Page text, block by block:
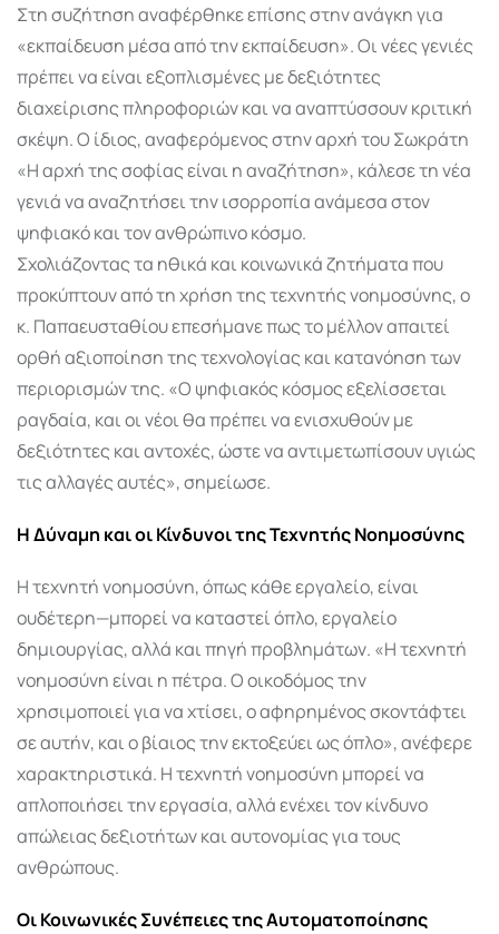
Στη συζήτηση αναφέρθηκε επίσης στην ανάγκη για
«εκπαίδευση μέσα από την εκπαίδευση». Οι νέες γενιές
πρέπει να είναι εξοπλισμένες με δεξιότητες
διαχείρισης πληροφοριών και να αναπτύσσουν κριτική
σκέψη. Ο ίδιος, αναφερόμενος στην αρχή του Σωκράτη
«Η αρχή της σοφίας είναι η αναζήτηση», κάλεσε τη νέα
γενιά να αναζητήσει την ισορροπία ανάμεσα στον
ψηφιακό και τον ανθρώπινο κόσμο.
Σχολιάζοντας τα ηθικά και κοινωνικά ζητήματα που
προκύπτουν από τη χρήση της τεχνητής νοημοσύνης, ο
κ. Παπαευσταθίου επεσήμανε πως το μέλλον απαιτεί
ορθή αξιοποίηση της τεχνολογίας και κατανόηση των
περιορισμών της. «Ο ψηφιακός κόσμος εξελίσσεται
ραγδαία, και οι νέοι θα πρέπει να ενισχυθούν με
δεξιότητες και αντοχές, ώστε να αντιμετωπίσουν υγιώς
τις αλλαγές αυτές», σημείωσε.
Η Δύναμη και οι Κίνδυνοι της Τεχνητής Νοημοσύνης
Η τεχνητή νοημοσύνη, όπως κάθε εργαλείο, είναι
ουδέτερη—μπορεί να καταστεί όπλο, εργαλείο
δημιουργίας, αλλά και πηγή προβλημάτων. «Η τεχνητή
νοημοσύνη είναι η πέτρα. Ο οικοδόμος την
χρησιμοποιεί για να χτίσει, ο αφηρημένος σκοντάφτει
σε αυτήν, και ο βίαιος την εκτοξεύει ως όπλο», ανέφερε
χαρακτηριστικά. Η τεχνητή νοημοσύνη μπορεί να
απλοποιήσει την εργασία, αλλά ενέχει τον κίνδυνο
απώλειας δεξιοτήτων και αυτονομίας για τους
ανθρώπους.
Οι Κοινωνικές Συνέπειες της Αυτοματοποίησης